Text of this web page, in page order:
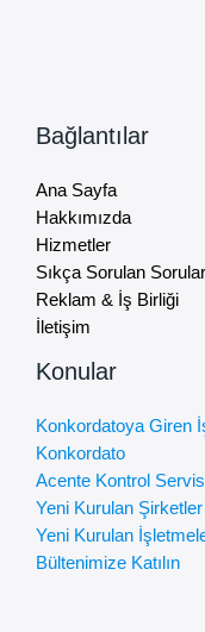
Bağlantılar
Ana Sayfa
Hakkımızda
Hizmetler
Sıkça Sorulan Sorular
Reklam & İş Birliği
İletişim
Konular
Konkordatoya Giren
Konkordato
Acente Kontrol
Yeni Kurulan Şirketler
Yeni Kurulan
Bültenimize Katılın